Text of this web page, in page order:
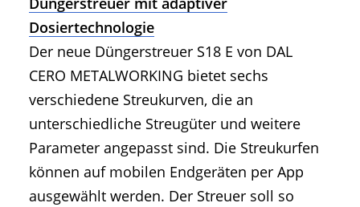
Dosiertechnologie
Der neue Düngerstreuer S18 E von DAL
CERO METALWORKING bietet sechs
verschiedene Streukurven, die an
unterschiedliche Streugüter und weitere
Parameter angepasst sind. Die Streukurfen
können auf mobilen Endgeräten per App
ausgewählt werden. Der Streuer soll so